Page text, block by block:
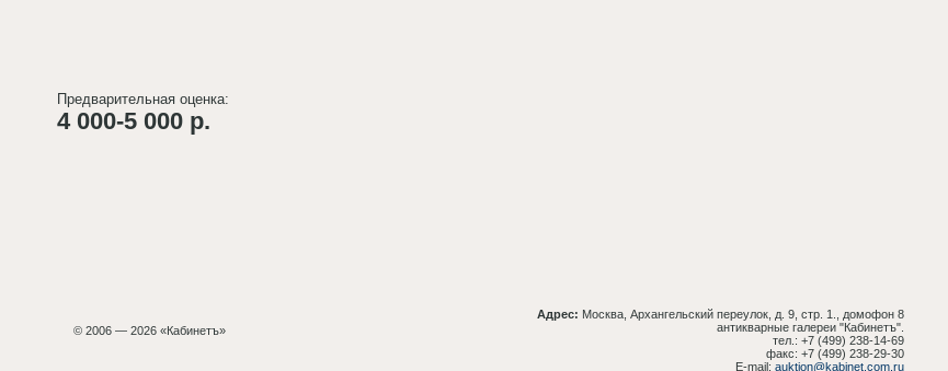
Предварительная оценка:
4 000-5 000 р.
Адрес: Москва, Архангельский переулок, д. 9, стр. 1., домофон 8
антикварные галереи "Кабинетъ".
тел.: +7 (499) 238-14-69
факс: +7 (499) 238-29-30
E-mail: auktion@kabinet.com.ru
© 2006 — 2026 «Кабинетъ»